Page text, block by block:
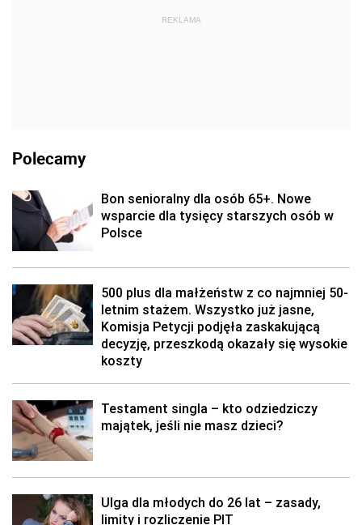
REKLAMA
Polecamy
Bon senioralny dla osób 65+. Nowe
wsparcie dla tysięcy starszych osób w
Polsce
500 plus dla małżeństw z co najmniej 50-
letnim stażem. Wszystko już jasne,
Komisja Petycji podjęła zaskakującą
decyzję, przeszkodą okazały się wysokie
koszty
Testament singla – kto odziedziczy
majątek, jeśli nie masz dzieci?
Ulga dla młodych do 26 lat – zasady,
limity i rozliczenie PIT